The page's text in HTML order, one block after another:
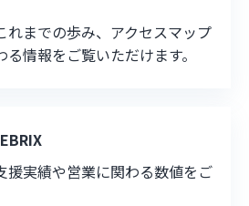
れまでの歩み、アクセスマップ
情報をご覧いただけます。
援実績や営業に関わる数値をご